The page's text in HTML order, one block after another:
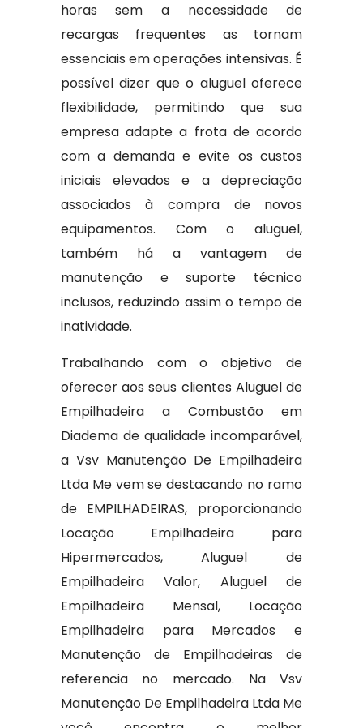
horas sem a necessidade de
recargas frequentes as tornam
essenciais em operações intensivas. É
possível dizer que o aluguel oferece
flexibilidade, permitindo que sua
empresa adapte a frota de acordo
com a demanda e evite os custos
iniciais elevados e a depreciação
associados à compra de novos
equipamentos. Com o aluguel,
também há a vantagem de
manutenção e suporte técnico
inclusos, reduzindo assim o tempo de
inatividade.
Trabalhando com o objetivo de
oferecer aos seus clientes Aluguel de
Empilhadeira a Combustão em
Diadema de qualidade incomparável,
a Vsv Manutenção De Empilhadeira
Ltda Me vem se destacando no ramo
de EMPILHADEIRAS, proporcionando
Locação Empilhadeira para
Hipermercados, Aluguel de
Empilhadeira Valor, Aluguel de
Empilhadeira Mensal, Locação
Empilhadeira para Mercados e
Manutenção de Empilhadeiras de
referencia no mercado. Na Vsv
Manutenção De Empilhadeira Ltda Me